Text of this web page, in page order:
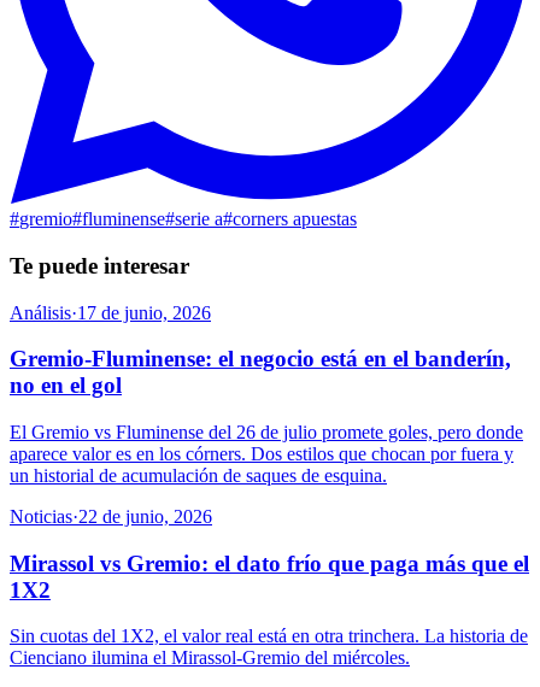
#gremio#fluminense#serie a#corners apuestas
Te puede interesar
Análisis·17 de junio, 2026
Gremio-Fluminense: el negocio está en el banderín,
no en el gol
El Gremio vs Fluminense del 26 de julio promete goles, pero donde
aparece valor es en los córners. Dos estilos que chocan por fuera y
un historial de acumulación de saques de esquina.
Noticias·22 de junio, 2026
Mirassol vs Gremio: el dato frío que paga más que el
1X2
Sin cuotas del 1X2, el valor real está en otra trinchera. La historia de
Cienciano ilumina el Mirassol-Gremio del miércoles.